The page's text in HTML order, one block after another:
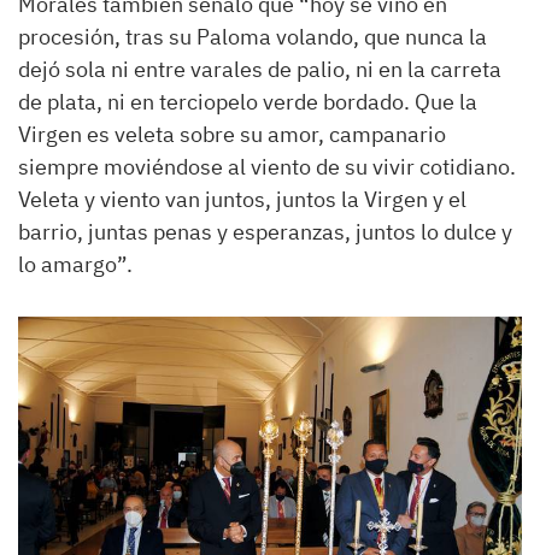
procesión, tras su Paloma volando, que nunca la
dejó sola ni entre varales de palio, ni en la carreta
de plata, ni en terciopelo verde bordado. Que la
Virgen es veleta sobre su amor, campanario
siempre moviéndose al viento de su vivir cotidiano.
Veleta y viento van juntos, juntos la Virgen y el
barrio, juntas penas y esperanzas, juntos lo dulce y
lo amargo”.